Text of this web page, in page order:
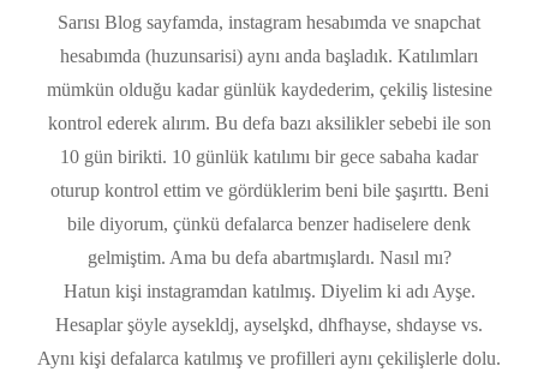
Sarısı Blog sayfamda, instagram hesabımda ve snapchat
hesabımda (huzunsarisi) aynı anda başladık. Katılımları
mümkün olduğu kadar günlük kaydederim, çekiliş listesine
kontrol ederek alırım. Bu defa bazı aksilikler sebebi ile son
10 gün birikti. 10 günlük katılımı bir gece sabaha kadar
oturup kontrol ettim ve gördüklerim beni bile şaşırttı. Beni
bile diyorum, çünkü defalarca benzer hadiselere denk
gelmiştim. Ama bu defa abartmışlardı. Nasıl mı?
Hatun kişi instagramdan katılmış. Diyelim ki adı Ayşe.
Hesaplar şöyle aysekldj, ayselşkd, dhfhayse, shdayse vs.
Aynı kişi defalarca katılmış ve profilleri aynı çekilişlerle dolu.